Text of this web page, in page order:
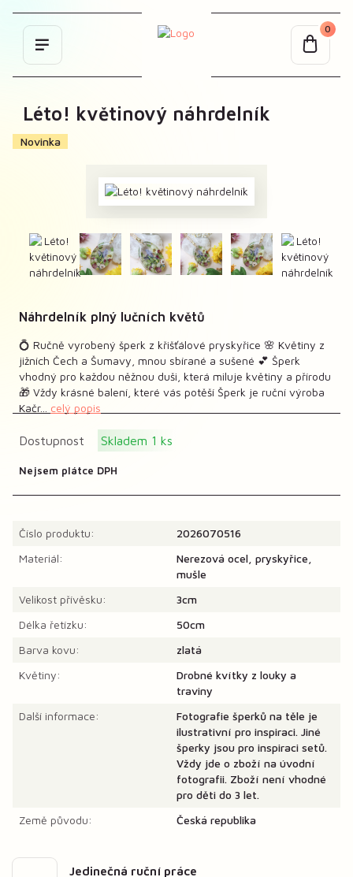
0
Léto! květinový náhrdelník
Novinka
Náhrdelník plný lučních květů
💍 Ručně vyrobený šperk z křišťálové pryskyřice 🌸 Květiny z
jižních Čech a Šumavy, mnou sbírané a sušené 💕 Šperk
vhodný pro každou něžnou duši, která miluje květiny a přírodu
🎁 Vždy krásné balení, které vás potěší Šperk je ruční výroba
Kačr... celý popis
Dostupnost Skladem 1 ks
Nejsem plátce DPH
Číslo produktu:
2026070516
Materiál:
Nerezová ocel, pryskyřice,
mušle
Velikost přívěsku:
3cm
Délka řetízku:
50cm
Barva kovu:
zlatá
Květiny:
Drobné kvítky z louky a
traviny
Další informace:
Fotografie šperků na těle je
ilustrativní pro inspiraci. Jiné
šperky jsou pro inspiraci setů.
Vždy jde o zboží na úvodní
fotografii. Zboží není vhodné
pro děti do 3 let.
Země původu:
Česká republika
Jedinečná ruční práce